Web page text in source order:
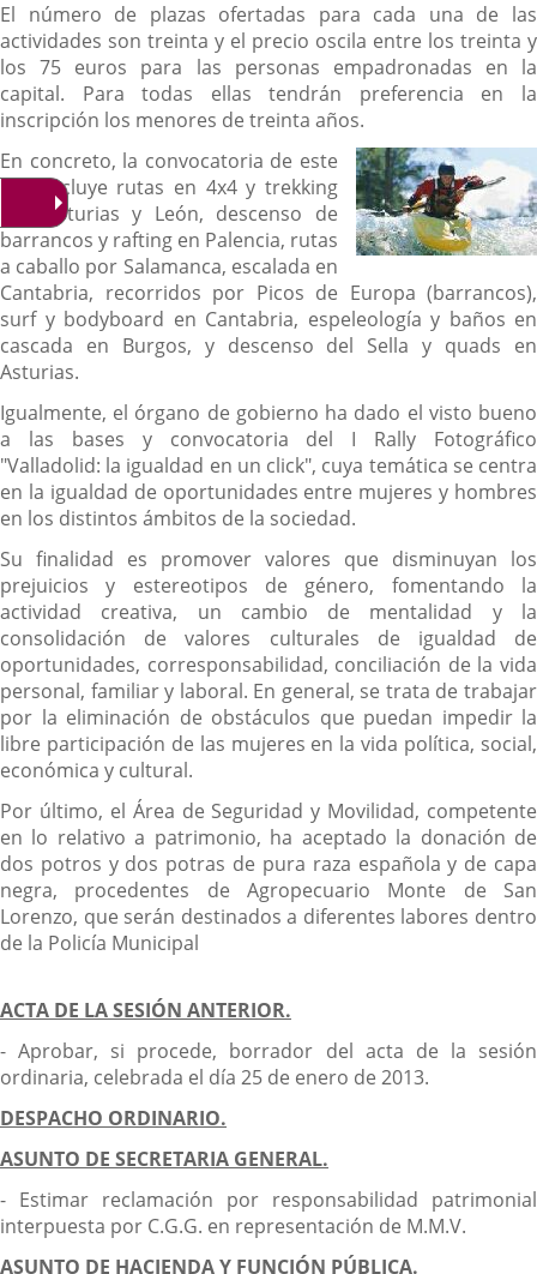
El número de plazas ofertadas para cada una de las
actividades son treinta y el precio oscila entre los treinta y
los 75 euros para las personas empadronadas en la
capital. Para todas ellas tendrán preferencia en la
inscripción los menores de treinta años.
En concreto, la convocatoria de este
año incluye rutas en 4x4 y trekking
por Asturias y León, descenso de
barrancos y rafting en Palencia, rutas
a caballo por Salamanca, escalada en
Cantabria, recorridos por Picos de Europa (barrancos),
surf y bodyboard en Cantabria, espeleología y baños en
cascada en Burgos, y descenso del Sella y quads en
Asturias.
Igualmente, el órgano de gobierno ha dado el visto bueno
a las bases y convocatoria del I Rally Fotográfico
"Valladolid: la igualdad en un click", cuya temática se centra
en la igualdad de oportunidades entre mujeres y hombres
en los distintos ámbitos de la sociedad.
Su finalidad es promover valores que disminuyan los
prejuicios y estereotipos de género, fomentando la
actividad creativa, un cambio de mentalidad y la
consolidación de valores culturales de igualdad de
oportunidades, corresponsabilidad, conciliación de la vida
personal, familiar y laboral. En general, se trata de trabajar
por la eliminación de obstáculos que puedan impedir la
libre participación de las mujeres en la vida política, social,
económica y cultural.
Por último, el Área de Seguridad y Movilidad, competente
en lo relativo a patrimonio, ha aceptado la donación de
dos potros y dos potras de pura raza española y de capa
negra, procedentes de Agropecuario Monte de San
Lorenzo, que serán destinados a diferentes labores dentro
de la Policía Municipal
ACTA DE LA SESIÓN ANTERIOR.
- Aprobar, si procede, borrador del acta de la sesión
ordinaria, celebrada el día 25 de enero de 2013.
DESPACHO ORDINARIO.
ASUNTO DE SECRETARIA GENERAL.
- Estimar reclamación por responsabilidad patrimonial
interpuesta por C.G.G. en representación de M.M.V.
ASUNTO DE HACIENDA Y FUNCIÓN PÚBLICA.